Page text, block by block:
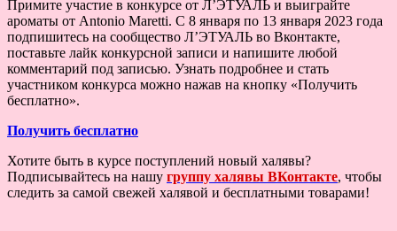
Примите участие в конкурсе от Л’ЭТУАЛЬ и выиграйте
ароматы от Antonio Maretti. С 8 января по 13 января 2023 года
подпишитесь на сообщество Л’ЭТУАЛЬ во Вконтакте,
поставьте лайк конкурсной записи и напишите любой
комментарий под записью. Узнать подробнее и стать
участником конкурса можно нажав на кнопку «Получить
бесплатно».
Получить бесплатно
Хотите быть в курсе поступлений новый халявы?
Подписывайтесь на нашу группу халявы ВКонтакте, чтобы
следить за самой свежей халявой и бесплатными товарами!